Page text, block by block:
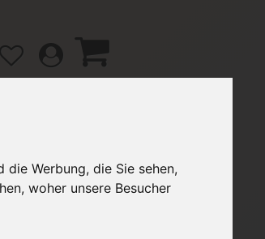
Werbung, die Sie sehen,
woher unsere Besucher
/ FAQ